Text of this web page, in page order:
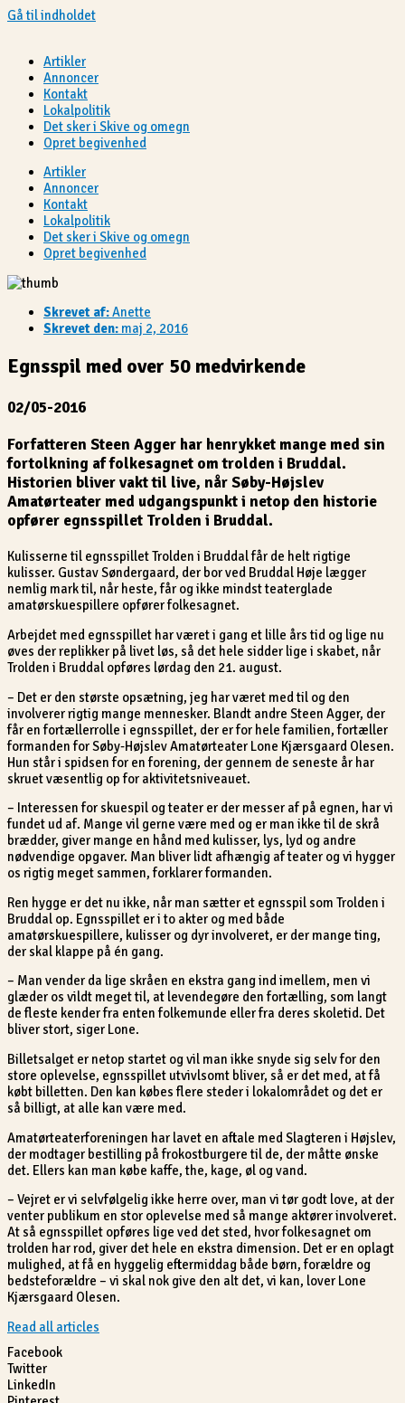
Gå til indholdet
Artikler
Annoncer
Kontakt
Lokalpolitik
Det sker i Skive og omegn
Opret begivenhed
Artikler
Annoncer
Kontakt
Lokalpolitik
Det sker i Skive og omegn
Opret begivenhed
Skrevet af:Anette
Skrevet den: maj 2, 2016
Egnsspil med over 50 medvirkende
02/05-2016
Forfatteren Steen Agger har henrykket mange med sin
fortolkning af folkesagnet om trolden i Bruddal.
Historien bliver vakt til live, når Søby-Højslev
Amatørteater med udgangspunkt i netop den historie
opfører egnsspillet Trolden i Bruddal.
Kulisserne til egnsspillet Trolden i Bruddal får de helt rigtige
kulisser. Gustav Søndergaard, der bor ved Bruddal Høje lægger
nemlig mark til, når heste, får og ikke mindst teaterglade
amatørskuespillere opfører folkesagnet.
Arbejdet med egnsspillet har været i gang et lille års tid og lige nu
øves der replikker på livet løs, så det hele sidder lige i skabet, når
Trolden i Bruddal opføres lørdag den 21. august.
– Det er den største opsætning, jeg har været med til og den
involverer rigtig mange mennesker. Blandt andre Steen Agger, der
får en fortællerrolle i egnsspillet, der er for hele familien, fortæller
formanden for Søby-Højslev Amatørteater Lone Kjærsgaard Olesen.
Hun står i spidsen for en forening, der gennem de seneste år har
skruet væsentlig op for aktivitetsniveauet.
– Interessen for skuespil og teater er der messer af på egnen, har vi
fundet ud af. Mange vil gerne være med og er man ikke til de skrå
brædder, giver mange en hånd med kulisser, lys, lyd og andre
nødvendige opgaver. Man bliver lidt afhængig af teater og vi hygger
os rigtig meget sammen, forklarer formanden.
Ren hygge er det nu ikke, når man sætter et egnsspil som Trolden i
Bruddal op. Egnsspillet er i to akter og med både
amatørskuespillere, kulisser og dyr involveret, er der mange ting,
der skal klappe på én gang.
– Man vender da lige skråen en ekstra gang ind imellem, men vi
glæder os vildt meget til, at levendegøre den fortælling, som langt
de fleste kender fra enten folkemunde eller fra deres skoletid. Det
bliver stort, siger Lone.
Billetsalget er netop startet og vil man ikke snyde sig selv for den
store oplevelse, egnsspillet utvivlsomt bliver, så er det med, at få
købt billetten. Den kan købes flere steder i lokalområdet og det er
så billigt, at alle kan være med.
Amatørteaterforeningen har lavet en aftale med Slagteren i Højslev,
der modtager bestilling på frokostburgere til de, der måtte ønske
det. Ellers kan man købe kaffe, the, kage, øl og vand.
– Vejret er vi selvfølgelig ikke herre over, man vi tør godt love, at der
venter publikum en stor oplevelse med så mange aktører involveret.
At så egnsspillet opføres lige ved det sted, hvor folkesagnet om
trolden har rod, giver det hele en ekstra dimension. Det er en oplagt
mulighed, at få en hyggelig eftermiddag både børn, forældre og
bedsteforældre – vi skal nok give den alt det, vi kan, lover Lone
Kjærsgaard Olesen.
Read all articles
Facebook
Twitter
LinkedIn